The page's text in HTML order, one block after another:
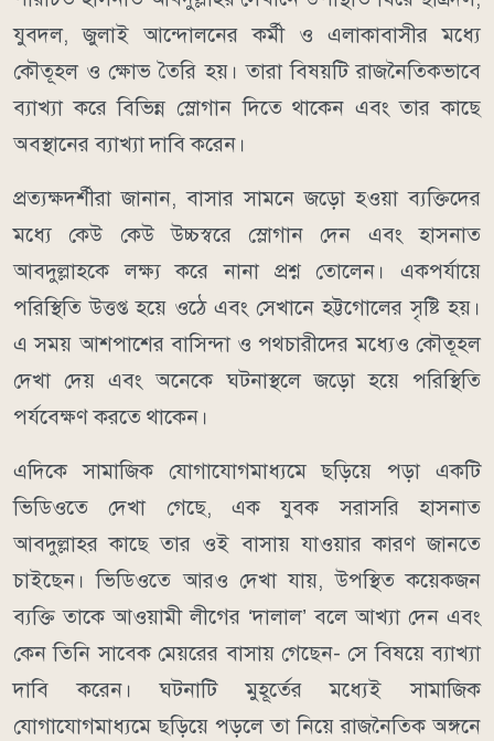
যুবদল, জুলাই আন্দোলনের কর্মী ও এলাকাবাসীর মধ্যে
কৌতূহল ও ক্ষোভ তৈরি হয়। তারা বিষয়টি রাজনৈতিকভাবে
ব্যাখ্যা করে বিভিন্ন স্লোগান দিতে থাকেন এবং তার কাছে
অবস্থানের ব্যাখ্যা দাবি করেন।
প্রত্যক্ষদর্শীরা জানান, বাসার সামনে জড়ো হওয়া ব্যক্তিদের
মধ্যে কেউ কেউ উচ্চস্বরে স্লোগান দেন এবং হাসনাত
আবদুল্লাহকে লক্ষ্য করে নানা প্রশ্ন তোলেন। একপর্যায়ে
পরিস্থিতি উত্তপ্ত হয়ে ওঠে এবং সেখানে হট্টগোলের সৃষ্টি হয়।
এ সময় আশপাশের বাসিন্দা ও পথচারীদের মধ্যেও কৌতূহল
দেখা দেয় এবং অনেকে ঘটনাস্থলে জড়ো হয়ে পরিস্থিতি
পর্যবেক্ষণ করতে থাকেন।
এদিকে সামাজিক যোগাযোগমাধ্যমে ছড়িয়ে পড়া একটি
ভিডিওতে দেখা গেছে, এক যুবক সরাসরি হাসনাত
আবদুল্লাহর কাছে তার ওই বাসায় যাওয়ার কারণ জানতে
চাইছেন। ভিডিওতে আরও দেখা যায়, উপস্থিত কয়েকজন
ব্যক্তি তাকে আওয়ামী লীগের ‘দালাল’ বলে আখ্যা দেন এবং
কেন তিনি সাবেক মেয়রের বাসায় গেছেন- সে বিষয়ে ব্যাখ্যা
দাবি করেন। ঘটনাটি মুহূর্তের মধ্যেই সামাজিক
যোগাযোগমাধ্যমে ছড়িয়ে পড়লে তা নিয়ে রাজনৈতিক অঙ্গনে